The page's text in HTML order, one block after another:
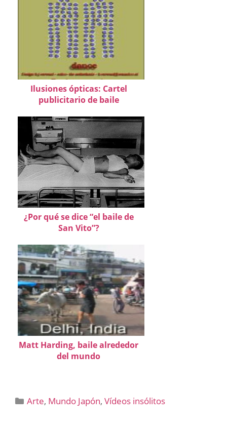
Ilusiones ópticas: Cartel
publicitario de baile
¿Por qué se dice “el baile de
San Vito”?
Matt Harding, baile alrededor
del mundo
Categorías
Arte, Mundo Japón,Vídeos insólitos